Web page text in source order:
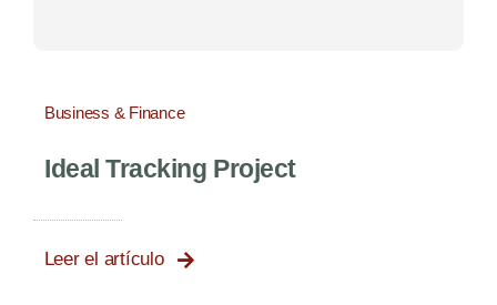
Business & Finance
Ideal Tracking Project
Leer el artículo